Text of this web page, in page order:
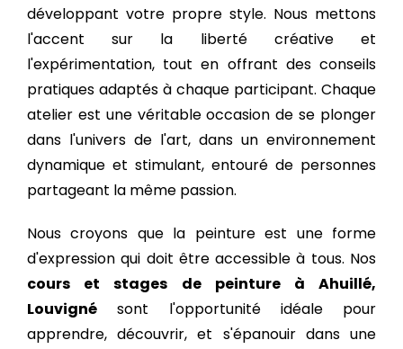
développant votre propre style. Nous mettons
l'accent sur la liberté créative et
l'expérimentation, tout en offrant des conseils
pratiques adaptés à chaque participant. Chaque
atelier est une véritable occasion de se plonger
dans l'univers de l'art, dans un environnement
dynamique et stimulant, entouré de personnes
partageant la même passion.
Nous croyons que la peinture est une forme
d'expression qui doit être accessible à tous. Nos
cours et stages de peinture à Ahuillé,
Louvignésont l'opportunité idéale pour
apprendre, découvrir, et s'épanouir dans une